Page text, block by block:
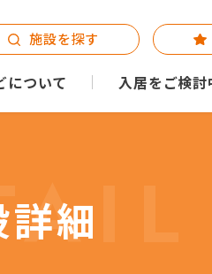
について 入居をご検
施設を探す
細